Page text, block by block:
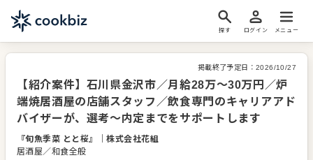
探す ログイン メニュー
掲載終了予定日： 2026/10/27
【紹介案件】石川県金沢市／月給28万～30万円／炉
端焼居酒屋の店舗スタッフ／飲食専門のキャリアアド
バイザーが、選考～内定までをサポートします
『旬魚季菜 とと桜』 ｜株式会社花組
居酒屋／和食全般